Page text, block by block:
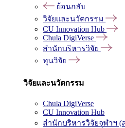
ย้อนกลับ
วิจัยและนวัตกรรม
CU Innovation Hub
Chula DigiVerse
สำนักบริหารวิจัย
ทุนวิจัย
วิจัยและนวัตกรรม
Chula DigiVerse
CU Innovation Hub
สำนักบริหารวิจัยจุฬาฯ (